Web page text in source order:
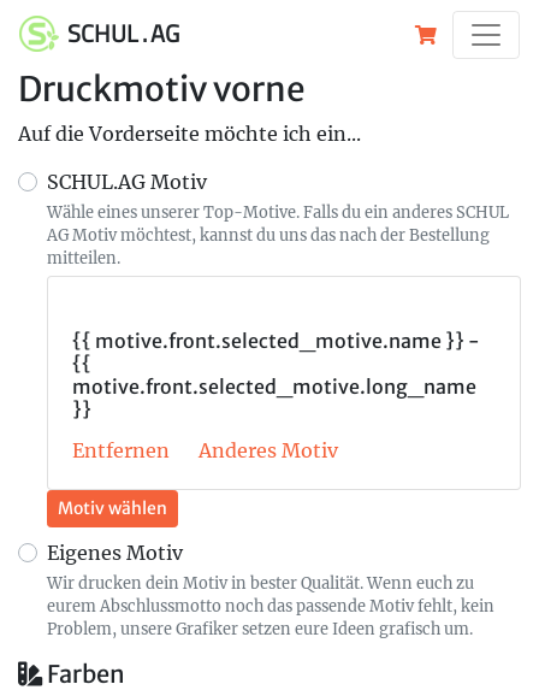
SCHUL . AG
Druckmotiv vorne
Auf die Vorderseite möchte ich ein...
SCHUL.AG Motiv
Wähle eines unserer Top-Motive. Falls du ein anderes SCHUL
AG Motiv möchtest, kannst du uns das nach der Bestellung
mitteilen.
{{ motive.front.selected_motive.name }} -
{{
motive.front.selected_motive.long_name
}}
Entfernen
Anderes Motiv
Motiv wählen
Eigenes Motiv
Wir drucken dein Motiv in bester Qualität. Wenn euch zu
eurem Abschlussmotto noch das passende Motiv fehlt, kein
Problem, unsere Grafiker setzen eure Ideen grafisch um.
Farben